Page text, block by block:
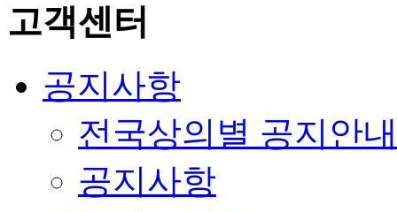
고객센터
공지사항
전국상의별 공지안내
공지사항